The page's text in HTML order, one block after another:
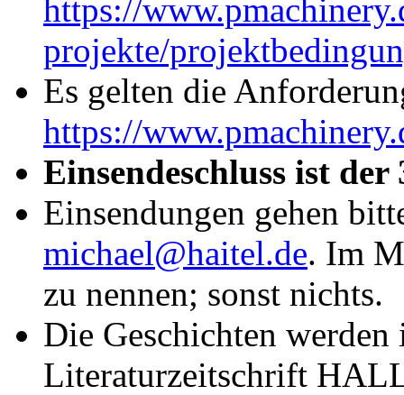
https://
projekte/
Es gelten die
https://
Einsendeschluss ist der
Einsendungen gehen
michael@haitel.de. Im
zu nennen; sonst nichts.
Die Geschichten
Literaturzeitschrift